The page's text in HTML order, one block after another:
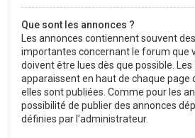
Que sont les annonces ?
Les annonces contiennent souvent
importantes concernant le forum que
doivent être lues dès que possible. Les
apparaissent en haut de chaque page
elles sont publiées. Comme pour les
possibilité de publier des annonces
définies par l’administrateur.